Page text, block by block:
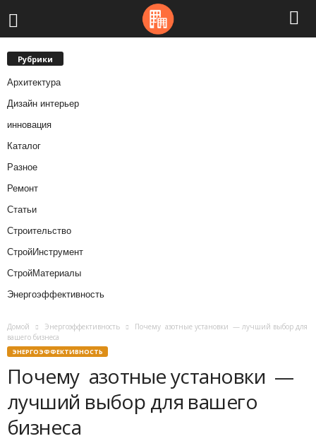
Рубрики
Архитектура
Дизайн интерьер
инновация
Каталог
Разное
Ремонт
Статьи
Строительство
СтройИнструмент
СтройМатериалы
Энергоэффективность
Домой Энергоэффективность
Почему азотные установки — лучший выбор для
вашего бизнеса
ЭНЕРГОЭФФЕКТИВНОСТЬ
Почему азотные установки —
лучший выбор для вашего
бизнеса